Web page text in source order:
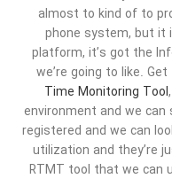
almost to kind of to
phone system, but it
platform, it’s got the
we’re going to like.
Time Monitoring Tool
environment and we
registered and we can
utilization and they’re
RTMT tool that we can